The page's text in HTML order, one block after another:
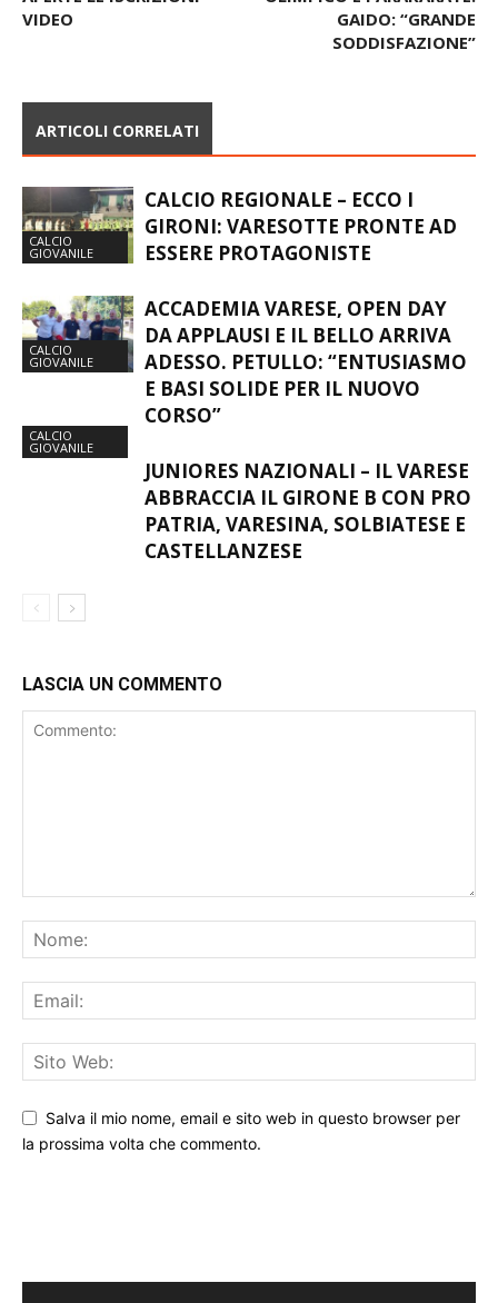
VIDEO
GAIDO: “GRANDE
SODDISFAZIONE”
ARTICOLI CORRELATI
CALCIO
GIOVANILE
CALCIO REGIONALE – ECCO I
GIRONI: VARESOTTE PRONTE AD
ESSERE PROTAGONISTE
CALCIO
GIOVANILE
ACCADEMIA VARESE, OPEN DAY
DA APPLAUSI E IL BELLO ARRIVA
ADESSO. PETULLO: “ENTUSIASMO
E BASI SOLIDE PER IL NUOVO
CORSO”
CALCIO
GIOVANILE
JUNIORES NAZIONALI – IL VARESE
ABBRACCIA IL GIRONE B CON PRO
PATRIA, VARESINA, SOLBIATESE E
CASTELLANZESE
LASCIA UN COMMENTO
Salva il mio nome, email e sito web in questo browser per
la prossima volta che commento.